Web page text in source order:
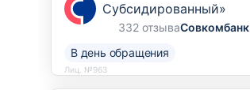
Субсидированный»
332 отзываСовкомбанк
В день обращения
Лиц. №963